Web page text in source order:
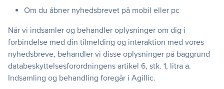
Om du åbner nyhedsbrevet på mobil eller pc
Når vi indsamler og behandler oplysninger om dig i
forbindelse med din tilmelding og interaktion med vores
nyhedsbreve, behandler vi disse oplysninger på baggrund
databeskyttelsesforordningens artikel 6, stk. 1, litra a.
Indsamling og behandling foregår i Agillic.